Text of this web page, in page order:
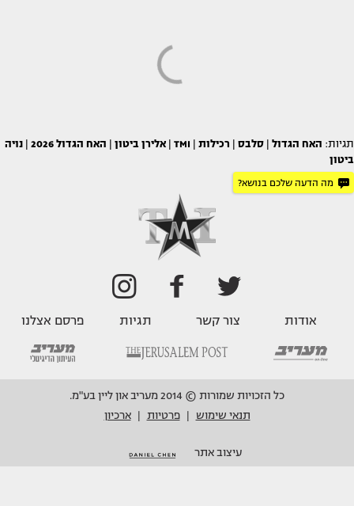
תגיות: האח הגדול סלבס רכילות TMI אלירן ביטון האח הגדול 2026
נויה
ביטון
מה הדעה שלכם בנושא?
אודות צור קשר תגיות פרסם אצלנו
כל הזכויות שמורות © 2014 מעריב און ליין בע"מ.
תנאי שימוש
פרטיות ארכיון
עיצוב אתר